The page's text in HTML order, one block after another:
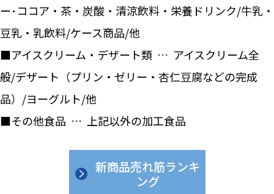
ー･ココア・茶・炭酸・清涼飲料・栄養ドリンク/牛乳・
豆乳・乳飲料/ケース商品/他
■アイスクリーム・デザート類 … アイスクリーム全
般/デザート（プリン・ゼリー・杏仁豆腐などの完成
品）/ヨーグルト/他
■その他食品 … 上記以外の加工食品
新商品売れ筋ランキ
ング